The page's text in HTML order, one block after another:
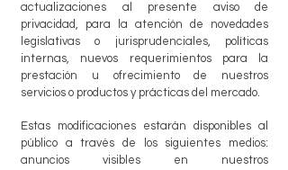
actualizaciones al presente aviso de
privacidad, para la atención de novedades
legislativas o jurisprudenciales, políticas
internas, nuevos requerimientos para la
prestación u ofrecimiento de nuestros
servicios o productos y prácticas del mercado.
Estas modificaciones estarán disponibles al
público a través de los siguientes medios:
anuncios visibles en nuestros